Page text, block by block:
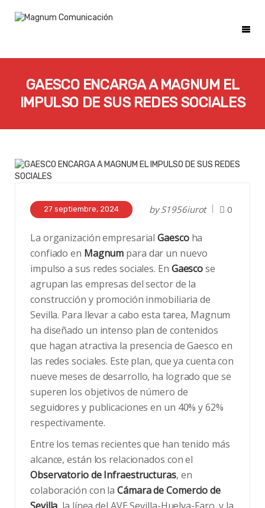
GAESCO ENCARGA A MAGNUM EL
IMPULSO DE SUS REDES SOCIALES
27 septiembre, 2024 byS1956iurot 0
La organización empresarialGaescoha
confiado en Magnum para dar un nuevo
impulso a sus redes sociales. En Gaescose
agrupan las empresas del sector de la
construcción y promoción inmobiliaria de
Sevilla. Para llevar a cabo esta tarea, Magnum
ha diseñado un intenso plan de contenidos
que hagan atractiva la presencia de Gaesco en
las redes sociales. Este plan, que ya cuenta con
nueve meses de desarrollo, ha logrado que se
superen los objetivos de número de
seguidores y publicaciones en un 40% y 62%
respectivamente.
Entre los temas recientes que han tenido más
alcance, están los relacionados con el
Observatorio de Infraestructuras, en
colaboración con la Cámara de Comercio de